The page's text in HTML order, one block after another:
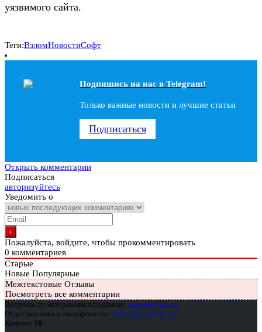
уязвимого сайта.
Теги:ВзломНовостиСофт
Подпишись на наc в Telegram!
Только важные новости и лучшие статьи
Подписаться
Открыть комментарии
Подписаться
авторизуйтесь
Уведомить о
Пожалуйста, войдите, чтобы прокомментировать
0 комментариев
Старые
Новые Популярные
Межтекстовые Отзывы
Посмотреть все комментарии
Вопросы по материалам и подписке: support@glc.ru
Отдел рекламы и спецпроектов: yakovleva.a@glc.ru
Контент 18+